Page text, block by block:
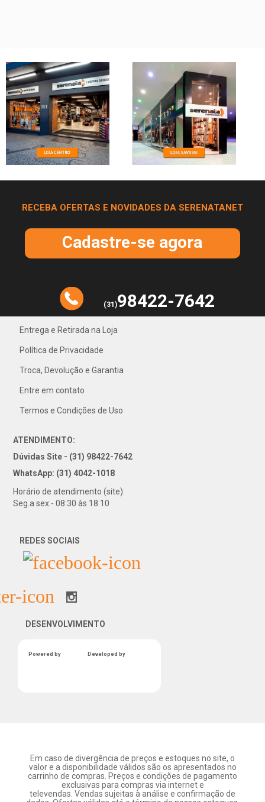
RECEBA OFERTAS E NOVIDADES DA SERENATANET
Cadastre-se agora
(31)98422-7642
4042-1018
Entrega e Retirada na Loja
Política de Privacidade
Troca, Devolução e Garantia
Entre em contato
Termos e Condições de Uso
ATENDIMENTO:
Dúvidas Site - (31) 98422-7642
WhatsApp: (31) 4042-1018
Horário de atendimento (site):
Seg.a sex - 08:30 às 18:10
REDES SOCIAIS
DESENVOLVIMENTO
Powered by Developed by
Em caso de divergência de preços e estoques no site, o
valor e a disponibilidade válidos são os apresentados no
carrinho de compras. Preços e condições de pagamento
exclusivas para compras via internet e
televendas. Vendas sujeitas à análise e confirmação de